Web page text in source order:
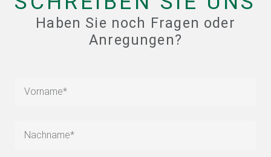
Haben Sie noch Fragen oder
Anregungen?